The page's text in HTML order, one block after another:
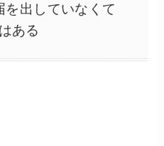
出していなくて
ある